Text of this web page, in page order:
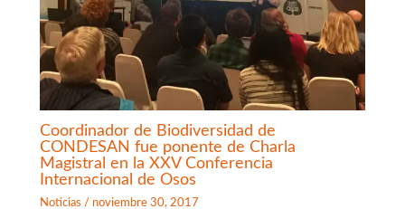
Coordinador de Biodiversidad de
CONDESAN fue ponente de Charla
Magistral en la XXV Conferencia
Internacional de Osos
Noticias / noviembre 30, 2017